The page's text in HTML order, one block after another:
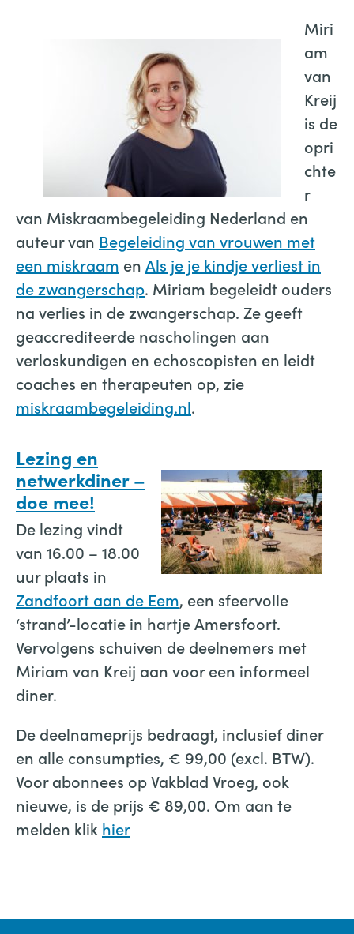
Miri
am
van
Kreij
is de
opri
chte
r
van Miskraambegeleiding Nederland en
auteur van Begeleiding van vrouwen met
een miskraam en Als je je kindje verliest in
de zwangerschap. Miriam begeleidt ouders
na verlies in de zwangerschap. Ze geeft
geaccrediteerde nascholingen aan
verloskundigen en echoscopisten en leidt
coaches en therapeuten op, zie
miskraambegeleiding.nl.
Lezing en
netwerkdiner –
doe mee!
De lezing vindt
van 16.00 – 18.00
uur plaats in
Zandfoort aan de Eem, een sfeervolle
‘strand’-locatie in hartje Amersfoort.
Vervolgens schuiven de deelnemers met
Miriam van Kreij aan voor een informeel
diner.
De deelnameprijs bedraagt, inclusief diner
en alle consumpties, € 99,00 (excl. BTW).
Voor abonnees op Vakblad Vroeg, ook
nieuwe, is de prijs € 89,00. Om aan te
melden klik hier